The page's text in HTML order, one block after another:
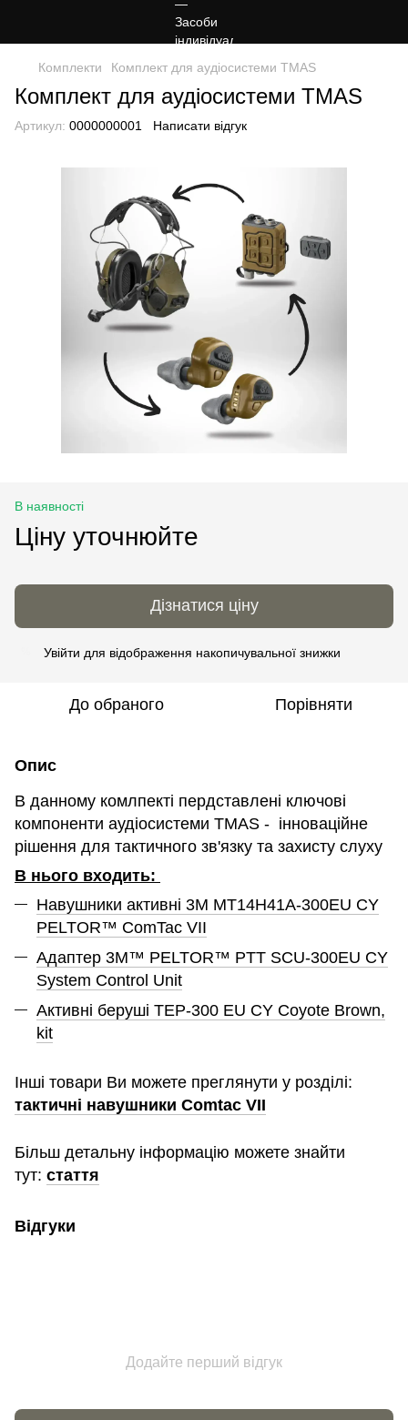
Комплекти Комплект для аудіосистеми TMAS
Комплект для аудіосистеми TMAS
Артикул: 0000000001 Написати відгук
В наявності
Ціну уточнюйте
Дізнатися ціну
Увійти для відображення накопичувальної знижки
До обраного Порівняти
Опис
В данному комлпекті пердставлені ключові
компоненти аудіосистеми TMAS - інноваційне
рішення для тактичного зв'язку та захисту слуху
В нього входить:
Навушники активні 3M MT14H41A-300EU CY
PELTOR™ ComTac VII
Адаптер 3M™ PELTOR™ PTT SCU-300EU CY
System Control Unit
Активні беруші TEP-300 EU CY Coyote Brown,
kit
Інші товари Ви можете преглянути у розділі:
тактичні навушники Comtac VII
Більш детальну інформацію можете знайти
тут: стаття
Відгуки
Додайте перший відгук